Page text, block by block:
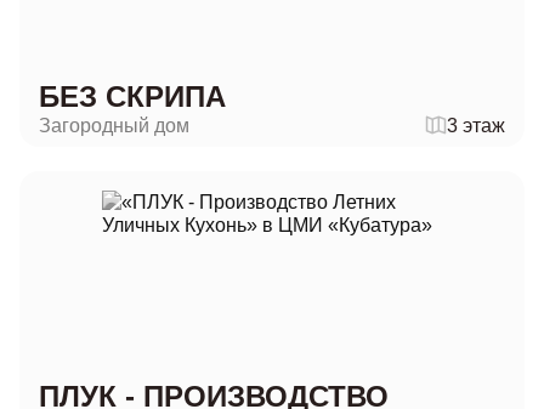
БЕЗ СКРИПА
Загородный дом 3 этаж
ПЛУК - ПРОИЗВОДСТВО